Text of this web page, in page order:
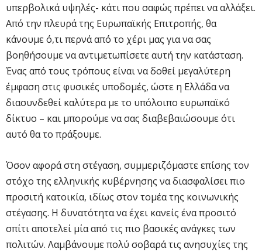
υπερβολικά υψηλές- κάτι που σαφώς πρέπει να αλλάξει.
Από την πλευρά της Ευρωπαϊκής Επιτροπής, θα
κάνουμε ό,τι περνά από το χέρι μας για να σας
βοηθήσουμε να αντιμετωπίσετε αυτή την κατάσταση.
Ένας από τους τρόπους είναι να δοθεί μεγαλύτερη
έμφαση στις φυσικές υποδομές, ώστε η Ελλάδα να
διασυνδεθεί καλύτερα με το υπόλοιπο ευρωπαϊκό
δίκτυο – και μπορούμε να σας διαβεβαιώσουμε ότι
αυτό θα το πράξουμε.
Όσον αφορά στη στέγαση, συμμεριζόμαστε επίσης τον
στόχο της ελληνικής κυβέρνησης να διασφαλίσει πιο
προσιτή κατοικία, ιδίως στον τομέα της κοινωνικής
στέγασης. Η δυνατότητα να έχει κανείς ένα προσιτό
σπίτι αποτελεί μία από τις πιο βασικές ανάγκες των
πολιτών. Λαμβάνουμε πολύ σοβαρά τις ανησυχίες της